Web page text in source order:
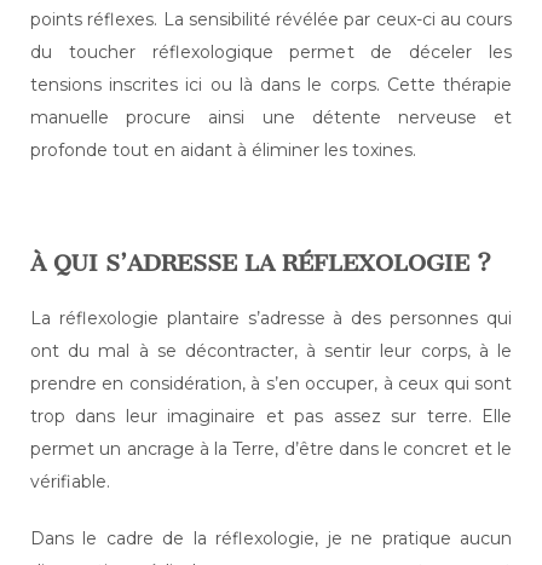
points réflexes. La sensibilité révélée par ceux-ci au cours
du toucher réflexologique permet de déceler les
tensions inscrites ici ou là dans le corps. Cette thérapie
manuelle procure ainsi une détente nerveuse et
profonde tout en aidant à éliminer les toxines.
À QUI S’ADRESSE LA RÉFLEXOLOGIE ?
La réflexologie plantaire s’adresse à des personnes qui
ont du mal à se décontracter, à sentir leur corps, à le
prendre en considération, à s’en occuper, à ceux qui sont
trop dans leur imaginaire et pas assez sur terre. Elle
permet un ancrage à la Terre, d’être dans le concret et le
vérifiable.
Dans le cadre de la réflexologie, je ne pratique aucun